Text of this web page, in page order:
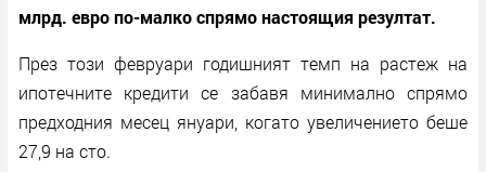
млрд. евро по-малко спрямо настоящия резултат.
През този февруари годишният темп на растеж на
ипотечните кредити се забавя минимално спрямо
предходния месец януари, когато увеличението беше
27,9 на сто.